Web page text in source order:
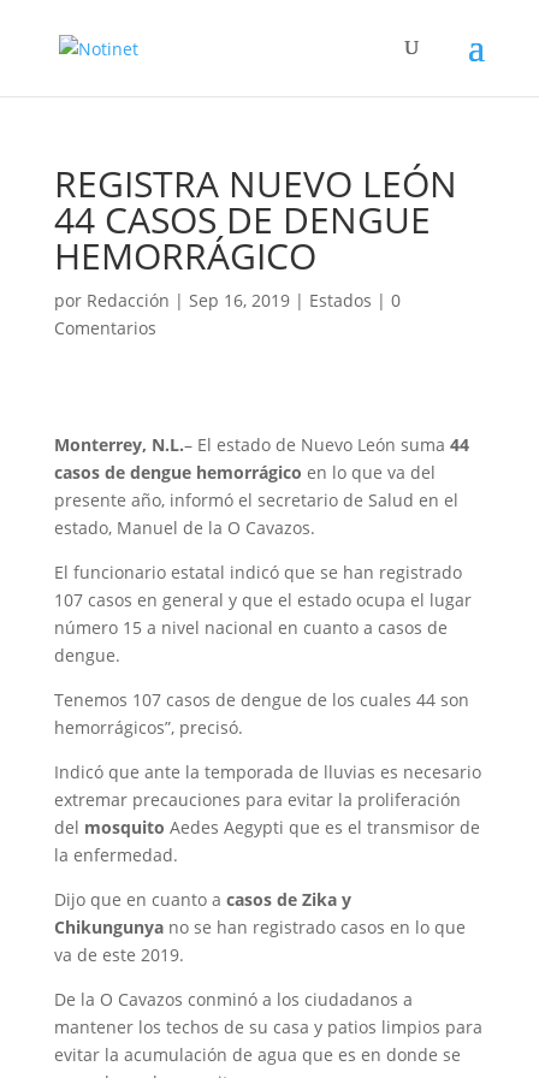
REGISTRA NUEVO LEÓN
44 CASOS DE DENGUE
HEMORRÁGICO
por Redacción | Sep 16, 2019| Estados | 0
Comentarios
Monterrey, N.L.– El estado de Nuevo León suma 44
casos de dengue hemorrágico en lo que va del
presente año, informó el secretario de Salud en el
estado, Manuel de la O Cavazos.
El funcionario estatal indicó que se han registrado
107 casos en general y que el estado ocupa el lugar
número 15 a nivel nacional en cuanto a casos de
dengue.
Tenemos 107 casos de dengue de los cuales 44 son
hemorrágicos”, precisó.
Indicó que ante la temporada de lluvias es necesario
extremar precauciones para evitar la proliferación
del mosquito Aedes Aegypti que es el transmisor de
la enfermedad.
Dijo que en cuanto a casos de Zika y
Chikungunya no se han registrado casos en lo que
va de este 2019.
De la O Cavazos conminó a los ciudadanos a
mantener los techos de su casa y patios limpios para
evitar la acumulación de agua que es en donde se